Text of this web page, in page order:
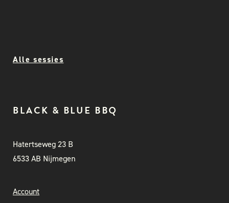
Alle sessies
BLACK & BLUE BBQ
Hatertseweg 23 B
6533 AB Nijmegen
Account